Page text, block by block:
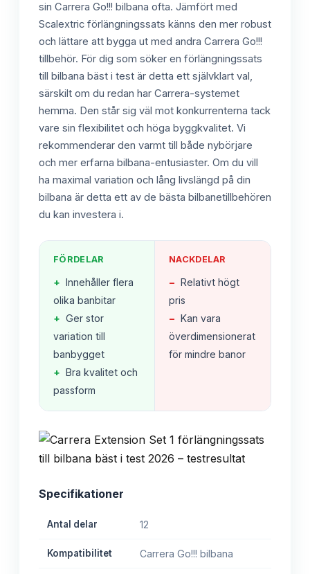
sin Carrera Go!!! bilbana ofta. Jämfört med
Scalextric förlängningssats känns den mer robust
och lättare att bygga ut med andra Carrera Go!!!
tillbehör. För dig som söker en förlängningssats
till bilbana bäst i test är detta ett självklart val,
särskilt om du redan har Carrera-systemet
hemma. Den står sig väl mot konkurrenterna tack
vare sin flexibilitet och höga byggkvalitet. Vi
rekommenderar den varmt till både nybörjare
och mer erfarna bilbana-entusiaster. Om du vill
ha maximal variation och lång livslängd på din
bilbana är detta ett av de bästa bilbanetillbehören
du kan investera i.
FÖRDELAR
+ Innehåller flera
olika banbitar
+ Ger stor
variation till
banbygget
+ Bra kvalitet och
passform
NACKDELAR
− Relativt högt
pris
− Kan vara
överdimensionerat
för mindre banor
Specifikationer
Antal delar 12
Kompatibilitet Carrera Go!!! bilbana